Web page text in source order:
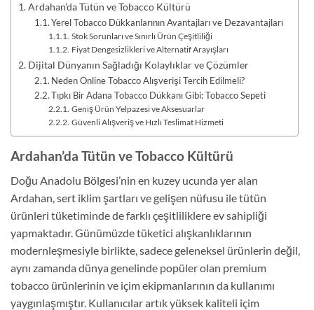
Ardahan’da Tütün ve Tobacco Kültürü
Yerel Tobacco Dükkanlarının Avantajları ve Dezavantajları
Stok Sorunları ve Sınırlı Ürün Çeşitliliği
Fiyat Dengesizlikleri ve Alternatif Arayışları
Dijital Dünyanın Sağladığı Kolaylıklar ve Çözümler
Neden Online Tobacco Alışverişi Tercih Edilmeli?
Tıpkı Bir Adana Tobacco Dükkanı Gibi: Tobacco Sepeti
Geniş Ürün Yelpazesi ve Aksesuarlar
Güvenli Alışveriş ve Hızlı Teslimat Hizmeti
Ardahan’da Tütün ve Tobacco Kültürü
Doğu Anadolu Bölgesi’nin en kuzey ucunda yer alan
Ardahan, sert iklim şartları ve gelişen nüfusu ile tütün
ürünleri tüketiminde de farklı çeşitliliklere ev sahipliği
yapmaktadır. Günümüzde tüketici alışkanlıklarının
modernleşmesiyle birlikte, sadece geleneksel ürünlerin değil,
aynı zamanda dünya genelinde popüler olan premium
tobacco ürünlerinin ve içim ekipmanlarının da kullanımı
yaygınlaşmıştır. Kullanıcılar artık yüksek kaliteli içim